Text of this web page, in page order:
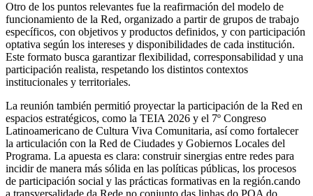
Otro de los puntos relevantes fue la reafirmación del modelo de
funcionamiento de la Red, organizado a partir de grupos de trabajo
específicos, con objetivos y productos definidos, y con participación
optativa según los intereses y disponibilidades de cada institución.
Este formato busca garantizar flexibilidad, corresponsabilidad y una
participación realista, respetando los distintos contextos
institucionales y territoriales.
La reunión también permitió proyectar la participación de la Red en
espacios estratégicos, como la TEIA 2026 y el 7º Congreso
Latinoamericano de Cultura Viva Comunitaria, así como fortalecer
la articulación con la Red de Ciudades y Gobiernos Locales del
Programa. La apuesta es clara: construir sinergias entre redes para
incidir de manera más sólida en las políticas públicas, los procesos
de participación social y las prácticas formativas en la región.cando